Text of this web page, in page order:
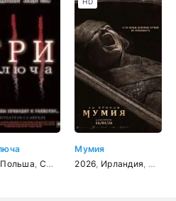
Польша США Великобритания,ужасы
Мумия
2026 Ирландия США